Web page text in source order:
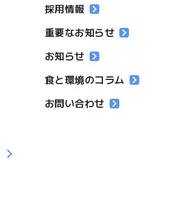
採用情報
重要なお知らせ
お知らせ
食と環境のコラム
お問い合わせ